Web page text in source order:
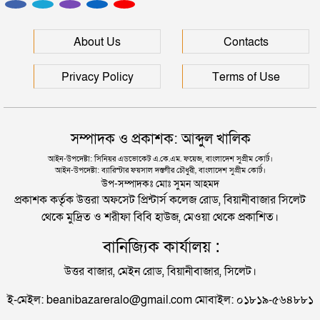
সুইজারল্যান্ডকে উড়িয়ে দিয়ে সেমিফাইনালে আর্জেন্টিনা
নরওয়েকে হারিয়ে সেমিফাইনালে ইংল্যান্ড
৩ বছরের কারাদণ্ড হতে পারে এমবাপ্পের!
আর্জেন্টিনার ম্যাচে যে কারণে ইংলিশ রেফারি ‘নিষিদ্ধ’
সুনির্দিষ্ট মামলা ছাড়া খায়রুল হককে গ্রেপ্তার-হয়রানি না করার
হাইকোর্টের আদেশ বহাল
ভাগনের সাথে চলে গেছেন স্ত্রী, দুধ দিয়ে গোসল করলেন
স্বামী
সিলেটে পুলিশের অ্যাকশন, ৪৮ জন গ্রেপ্তার
সিলেটে সেই দুই বাস চালকের বিরুদ্ধে মামলা
About Us Contacts
Privacy Policy Terms of Use
সম্পাদক ও প্রকাশক: আব্দুল খালিক
আইন-উপদেষ্টা: সিনিয়র এডভোকেট এ.কে.এম. ফয়েজ, বাংলাদেশ সুপ্রীম কোর্ট।
আইন-উপদেষ্টা: ব্যারিস্টার ফয়সাল দস্তগীর চৌধুরী, বাংলাদেশ সুপ্রীম কোর্ট।
উপ-সম্পাদকঃ মোঃ সুমন আহমদ
প্রকাশক কর্তৃক উত্তরা অফসেট প্রিন্টার্স কলেজ রোড, বিয়ানীবাজার সিলেট
থেকে মুদ্রিত ও শরীফা বিবি হাউজ, মেওয়া থেকে প্রকাশিত।
বানিজ্যিক কার্যালয় :
উত্তর বাজার, মেইন রোড, বিয়ানীবাজার, সিলেট।
ই-মেইল: beanibazareralo@gmail.com মোবাইল: ০১৮১৯-৫৬৪৮৮১